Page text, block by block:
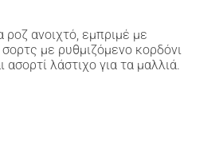
ανοιχτό, εμπριμέ με
με ρυθμιζόμενο κορδόνι
λάστιχο για τα μαλλιά.